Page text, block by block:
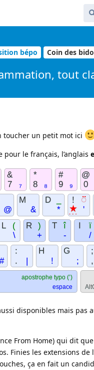
bépo Coin des
tout
toucher un petit mot ici
pour le français, l’anglais
disponibles mais pas
From Home) qui dit
Finies les extensions de
ça en fait un